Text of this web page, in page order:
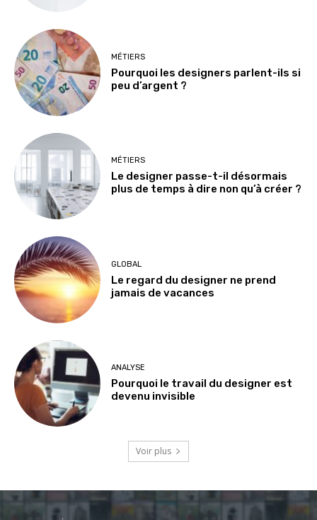
MÉTIERS
Pourquoi les designers parlent-ils si
peu d’argent ?
MÉTIERS
Le designer passe-t-il désormais
plus de temps à dire non qu’à créer ?
GLOBAL
Le regard du designer ne prend
jamais de vacances
ANALYSE
Pourquoi le travail du designer est
devenu invisible
Voir plus